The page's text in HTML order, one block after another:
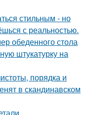
стильным - но
с реальностью.
обеденного стола
штукатурку на
порядка и
в скандинавском